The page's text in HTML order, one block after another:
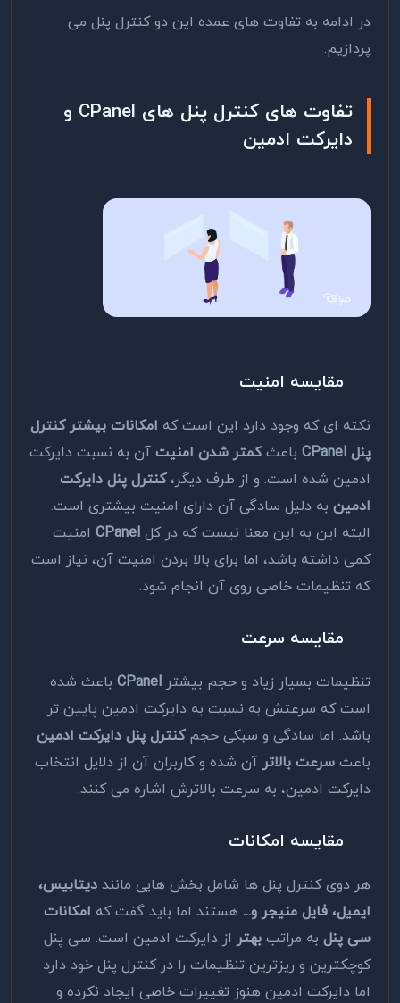
در ادامه به تفاوت های عمده این دو کنترل پنل می
پردازیم.
تفاوت های کنترل پنل های CPanel و
دایرکت ادمین
مقایسه امنیت
نکته ای که وجود دارد این است که امکانات بیشتر کنترل
پنل CPanel باعثکمتر شدن امنیت آن به نسبت دایرکت
ادمین شده است. و از طرف دیگر،کنترل پنل دایرکت
ادمین به دلیل سادگی آن دارای امنیت بیشتری است.
البته این به این معنا نیست که در کل CPanel امنیت
کمی داشته باشد، اما برای بالا بردن امنیت آن، نیاز است
که تنظیمات خاصی روی آن انجام شود.
مقایسه سرعت
تنظیمات بسیار زیاد و حجم بیشتر CPanel باعث شده
است که سرعتش به نسبت به دایرکت ادمین پایین تر
باشد. اما سادگی و سبکی حجمکنترل پنل دایرکت ادمین
باعث سرعت بالاتر آن شده و کاربران آن از دلایل انتخاب
دایرکت ادمین، به سرعت بالاترش اشاره می کنند.
مقایسه امکانات
هر دوی کنترل پنل ها شامل بخش هایی مانند دیتابیس،
ایمیل، فایل منیجر و... هستند اما باید گفت که امکانات
سی پنل به مراتب بهتر از دایرکت ادمین است. سی پنل
کوچکترین و ریزترین تنظیمات را در کنترل پنل خود دارد
اما دایرکت ادمین هنوز تغییرات خاصی ایجاد نکرده و